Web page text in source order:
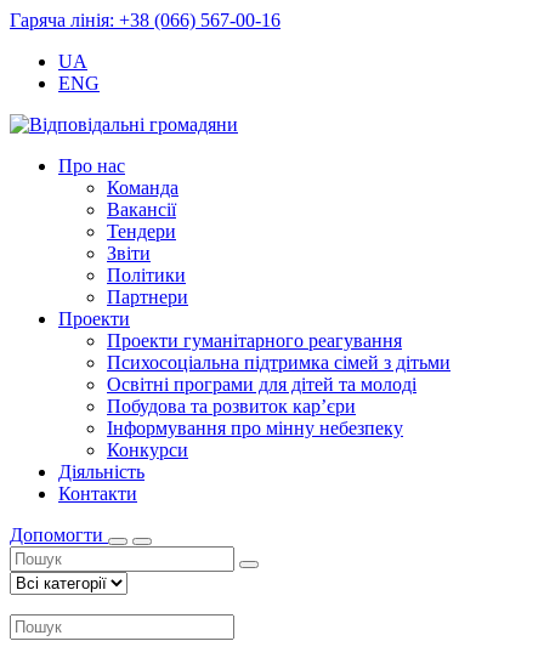
Гаряча лінія: +38 (066) 567-00-16
UA
ENG
Про нас
Команда
Вакансії
Тендери
Звіти
Політики
Партнери
Проекти
Проекти гуманітарного реагування
Психосоціальна підтримка сімей з дітьми
Освітні програми для дітей та молоді
Побудова та розвиток кар’єри
Інформування про мінну небезпеку
Конкурси
Діяльність
Контакти
Допомогти